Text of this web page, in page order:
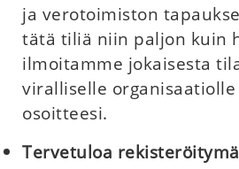
ja verotoimiston
tätä tiliä niin paljon kuin
ilmoitamme jokaisesta
viralliselle
osoitteesi.
Tervetuloa